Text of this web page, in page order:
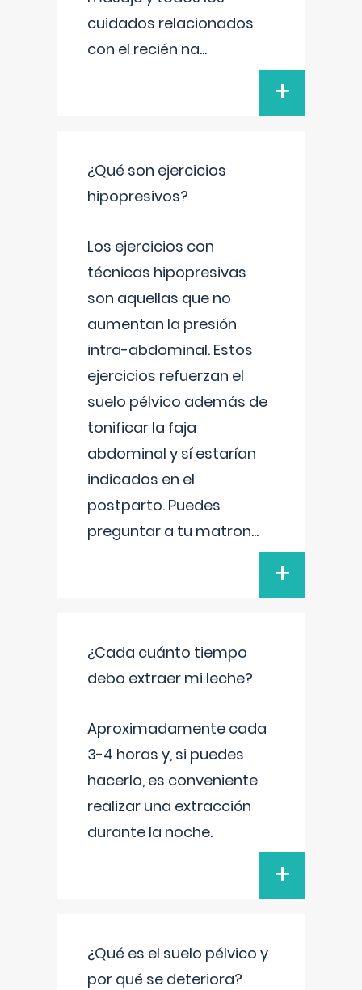
cuidados relacionados
con el recién na...
+
¿Qué son ejercicios
hipopresivos?
Los ejercicios con
técnicas hipopresivas
son aquellas que no
aumentan la presión
intra-abdominal. Estos
ejercicios refuerzan el
suelo pélvico además de
tonificar la faja
abdominal y sí estarían
indicados en el
postparto. Puedes
preguntar a tu matron...
+
¿Cada cuánto tiempo
debo extraer mi leche?
Aproximadamente cada
3-4 horas y, si puedes
hacerlo, es conveniente
realizar una extracción
durante la noche.
+
¿Qué es el suelo pélvico y
por qué se deteriora?